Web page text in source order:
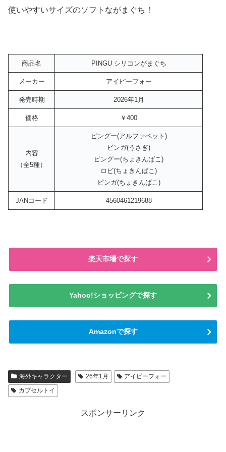
使いやすいサイズのソフトながまぐち！
商品名 PINGU シリコンがまぐち
メーカー アイピーフォー
発売時期 2026年1月
価格 ￥400
内容
（全5種）
ピングー(アルファベット)
ビンガ(うさぎ)
ピングー(ちょきんばこ)
ロビ(ちょきんばこ)
ピンガ(ちょきんばこ)
JANコード 4560461219688
楽天市場で探す
Yahoo!ショッピングで探す
Amazonで探す
海外キャラクター 26年1月
アイピーフォー
カプセルトイ
スポンサーリンク